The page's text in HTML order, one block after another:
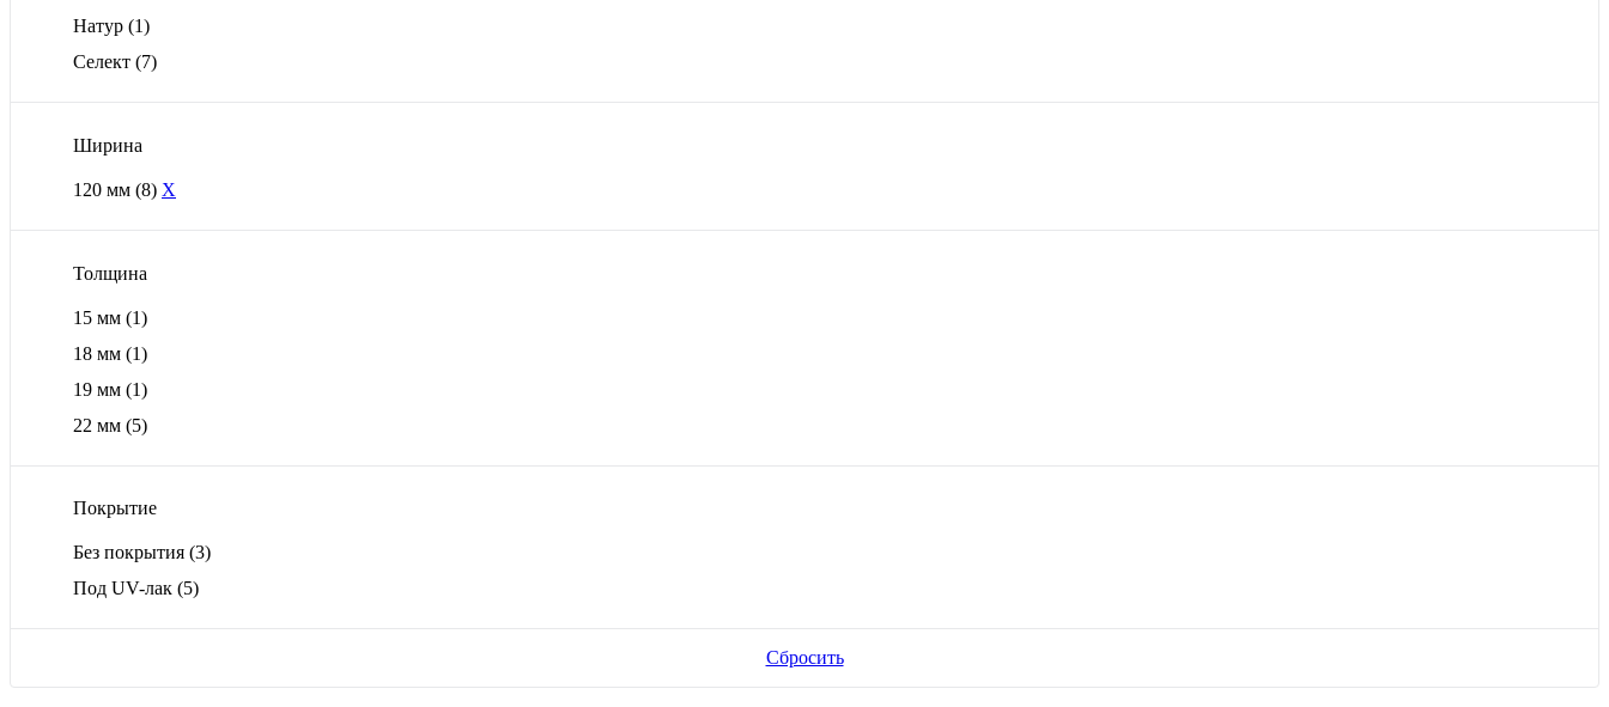
Натур (1)
Селект (7)
Ширина
120 мм (8) X
Толщина
15 мм (1)
18 мм (1)
19 мм (1)
22 мм (5)
Покрытие
Без покрытия (3)
Под UV-лак (5)
Сбросить